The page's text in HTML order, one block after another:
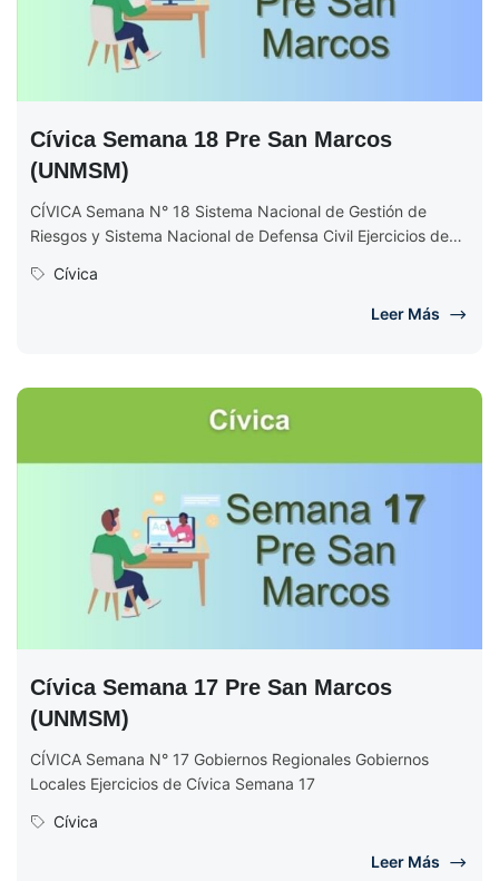
Cívica Semana 18 Pre San Marcos
(UNMSM)
CÍVICA Semana N° 18 Sistema Nacional de Gestión de
Riesgos y Sistema Nacional de Defensa Civil Ejercicios de
Cívica
Leer Más
Cívica Semana 17 Pre San Marcos
(UNMSM)
CÍVICA Semana N° 17 Gobiernos Regionales Gobiernos
Locales Ejercicios de Cívica Semana 17
Cívica
Leer Más